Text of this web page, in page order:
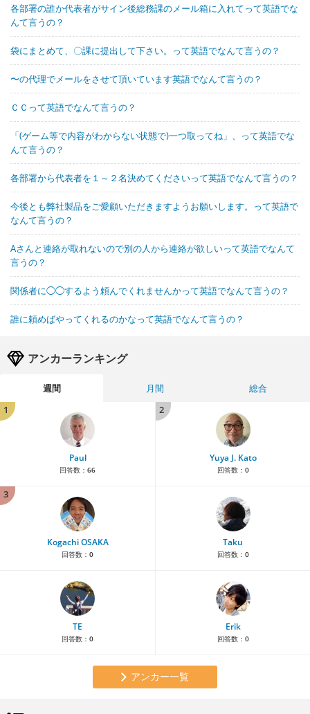
各部署の誰か代表者がサイン後総務課のメール箱に入れてって英語でな
んて言うの？
袋にまとめて、〇課に提出して下さい。って英語でなんて言うの？
〜の代理でメールをさせて頂いています英語でなんて言うの？
ＣＣって英語でなんて言うの？
「(ゲーム等で内容がわからない状態で)一つ取ってね」、って英語でな
んて言うの？
各部署から代表者を１～２名決めてくださいって英語でなんて言うの？
今後とも弊社製品をご愛顧いただきますようお願いします。って英語で
なんて言うの？
Aさんと連絡が取れないので別の人から連絡が欲しいって英語でなんて
言うの？
関係者に◯◯するよう頼んでくれませんかって英語でなんて言うの？
誰に頼めばやってくれるのかなって英語でなんて言うの？
アンカーランキング
週間 月間
総合
1
Paul
回答数： 66
2
Yuya J. Kato
回答数： 0
3
Kogachi OSAKA
回答数： 0
Taku
回答数： 0
TE
回答数： 0
Erik
回答数： 0
アンカー一覧